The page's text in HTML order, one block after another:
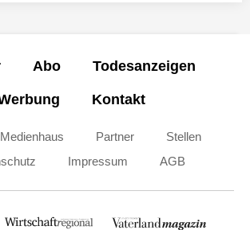
Abo Todesanzeigen
Kontakt
Partner
Stellen
Impressum AGB